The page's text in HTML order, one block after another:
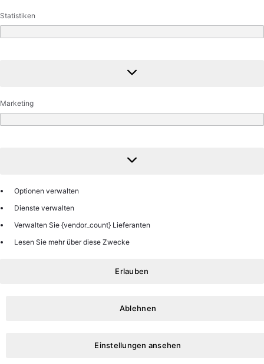
Statistiken
Marketing
Optionen verwalten
Dienste verwalten
Verwalten Sie {vendor_count} Lieferanten
Lesen Sie mehr über diese Zwecke
Erlauben
Ablehnen
Einstellungen ansehen